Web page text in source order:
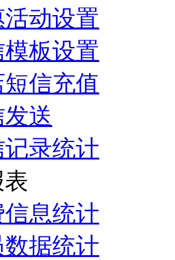
动设置
板设置
信充值
送
录统计
息统计
据统计